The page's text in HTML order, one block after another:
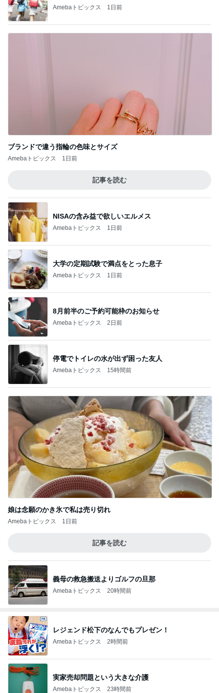
Amebaトピックス 1日前
ブランドで違う指輪の色味とサイズ
Amebaトピックス 1日前
記事を読む
NISAの含み益で欲しいエルメス
Amebaトピックス 1日前
大学の定期試験で満点をとった息子
Amebaトピックス 1日前
8月前半のご予約可能枠のお知らせ
Amebaトピックス 2日前
停電でトイレの水が出ず困った友人
Amebaトピックス 15時間前
娘は念願のかき氷で私は売り切れ
Amebaトピックス 1日前
記事を読む
義母の救急搬送よりゴルフの旦那
Amebaトピックス 20時間前
レジェンド松下のなんでもプレゼン！
Amebaトピックス 2時間前
実家売却問題という大きな介護
Amebaトピックス 23時間前